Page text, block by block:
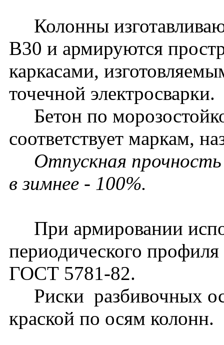
Колонны
В30 и армируются
каркасами,
точечной
Бетон по
соответствует маркам,
Отпускная
в зимнее - 100%.
При армировании
периодического
ГОСТ 5781-82.
Риски разбивочных
краской по осям колонн.